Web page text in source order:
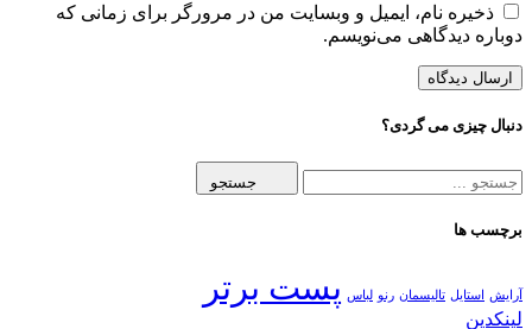
ذخیره نام، ایمیل و وبسایت من در مرورگر برای زمانی که
دوباره دیدگاهی می‌نویسم.
دنبال چیزی می گردی؟
جستجو
برچسب ها
آرایش استایل تالیسمان رنو لباس پست برتر
لینکدین